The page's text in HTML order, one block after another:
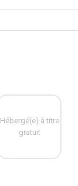
Hébergé(e) à titre
gratuit